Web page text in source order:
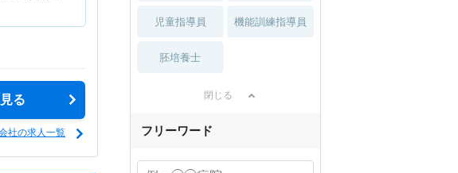
る
社の求人一覧
児童指導員 機能訓練指導員
胚培養士
閉じる
フリーワード